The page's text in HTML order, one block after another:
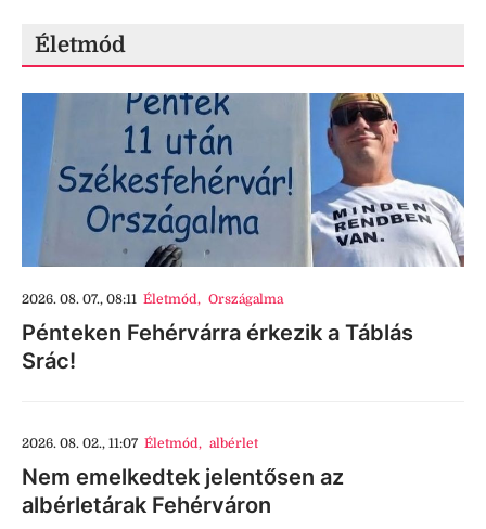
Életmód
2026. 08. 07., 08:11 Életmód, Országalma
Pénteken Fehérvárra érkezik a Táblás
Srác!
2026. 08. 02., 11:07 Életmód, albérlet
Nem emelkedtek jelentősen az
albérletárak Fehérváron